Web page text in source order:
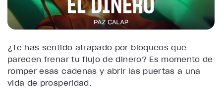
¿Te has sentido atrapado por bloqueos que
parecen frenar tu flujo de dinero? Es momento de
romper esas cadenas y abrir las puertas a una
vida de prosperidad.